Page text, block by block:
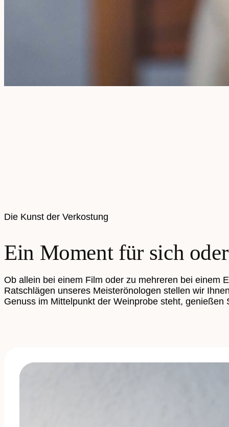
Die Kunst der Verkostung
Ein Moment für sich
Ob allein bei einem Film oder zu mehreren bei einem
Ratschlägen unseres Meisterönologen stellen wir
Genuss im Mittelpunkt der Weinprobe steht,